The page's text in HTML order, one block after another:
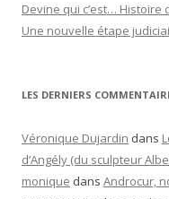
Devine qui c’est… Histoire
Une nouvelle étape
LES DERNIERS
Véronique Dujardin dans
d’Angély (du sculpteur
monique dans Androcur,